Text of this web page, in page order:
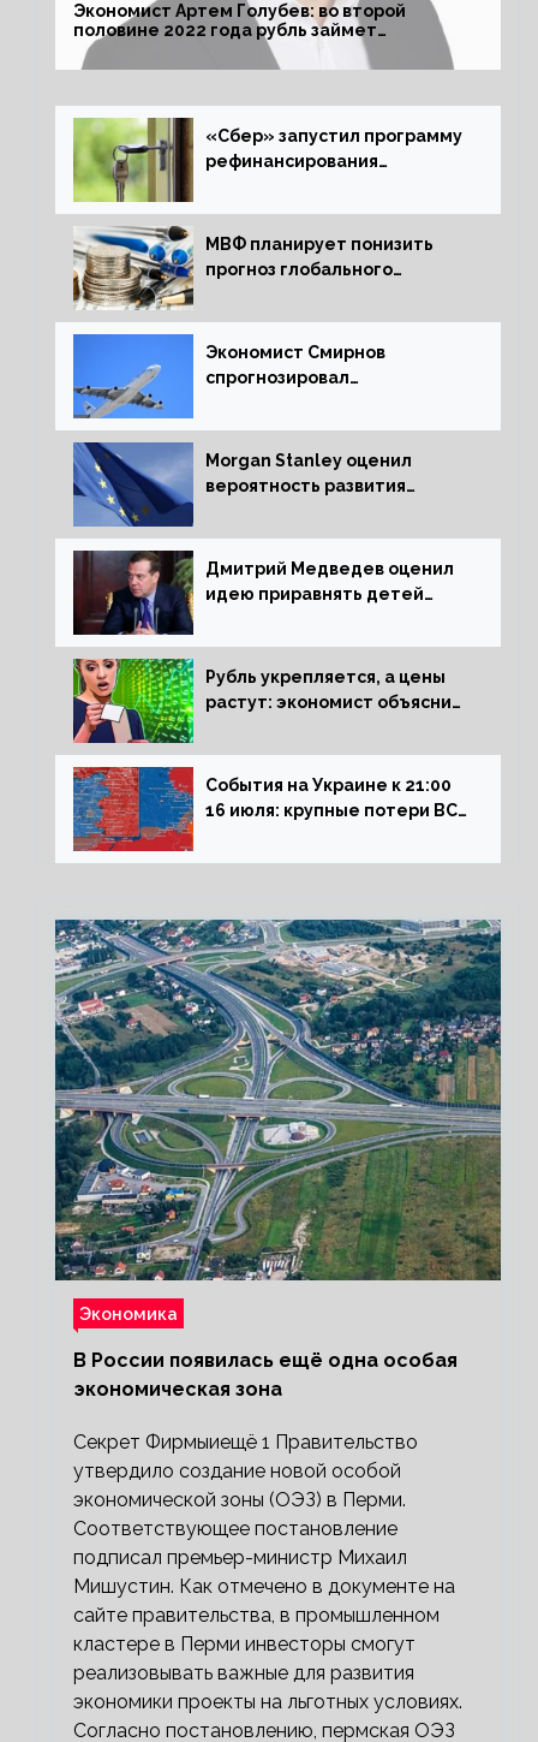
Экономист Артем Голубев: во второй
половине 2022 года рубль займет
комфортный курс
«Сбер» запустил программу
рефинансирования
МВФ планирует понизить
прогноз глобального
следующем отчете
Экономист Смирнов
спрогнозировал
России
Morgan Stanley оценил
вероятность развития
Дмитрий Медведев оценил
идею приравнять детей
Рубль укрепляется, а цены
растут: экономист объяснил
на рынок РФ
События на Украине к 21:00
16 июля: крупные потери ВСУ
обстреливает Донбасс из
Экономика
В России появилась ещё одна особая
экономическая зона
Секрет Фирмыиещё 1 Правительство
утвердило создание новой особой
экономической зоны (ОЭЗ) в Перми.
Соответствующее постановление
подписал премьер-министр Михаил
Мишустин. Как отмечено в документе на
сайте правительства, в промышленном
кластере в Перми инвесторы смогут
реализовывать важные для развития
экономики проекты на льготных условиях.
Согласно постановлению, пермская ОЭЗ